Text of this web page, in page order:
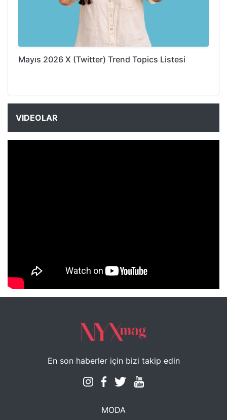
Mayıs 2026 X (Twitter) Trend Topics Listesi
VIDEOLAR
NYXmag 2. Yaş Kutlama Etkinliği
En son haberler için bizi takip edin
MODA